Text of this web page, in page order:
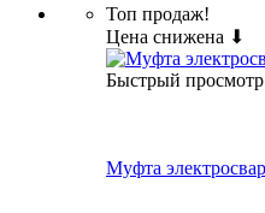
Топ продаж!
Цена снижена ⬇
Быстрый просмотр
Муфта